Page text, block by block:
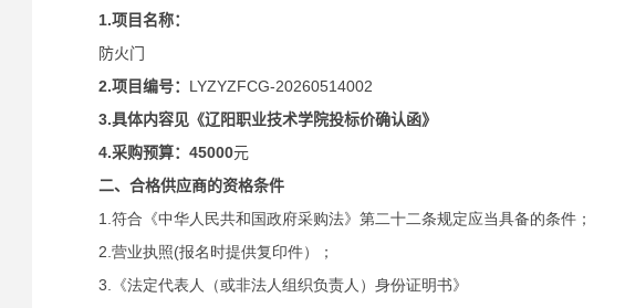
1.项目名称：
防火门
2.项目编号： LYZYZFCG-20260514002
3.具体内容见《辽阳职业技术学院投标价确认函》
4.采购预算：45000元
二、合格供应商的资格条件
1.符合《中华人民共和国政府采购法》第二十二条规定应当具备的条件；
2.营业执照(报名时提供复印件）；
3.《法定代表人（或非法人组织负责人）身份证明书》